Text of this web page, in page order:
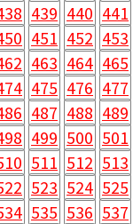
439 440 441
451 452 453
463 464 465
475 476 477
487 488 489
499 500 501
511 512 513
523 524 525
535 536 537